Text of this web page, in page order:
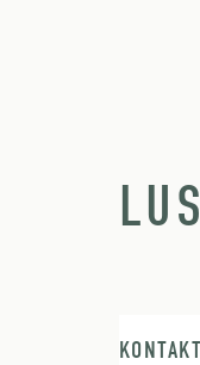
KONTAKT